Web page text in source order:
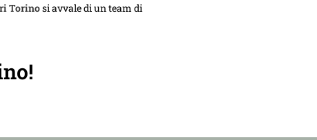
Torinosi avvale di un team di